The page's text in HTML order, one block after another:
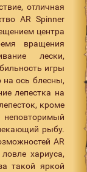
отличная
AR Spinner
центра
вращения
лески,
игры
на ось блесны,
лепестка на
кроме
рыбу.
AR
хариуса,
такой яркой